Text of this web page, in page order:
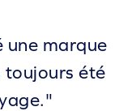
une marque
toujours été